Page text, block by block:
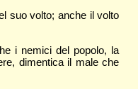
suo volto; anche il volto
i nemici del popolo, la
dimentica il male che